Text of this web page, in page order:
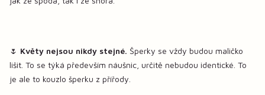
🌷 Květy nejsou nikdy stejné. Šperky se vždy budou maličko
lišit. To se týká především náušnic, určitě nebudou identické. To
je ale to kouzlo šperku z přířody.